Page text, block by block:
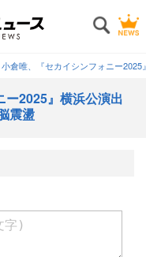
倉唯、『セカイシンフォニー
ー2025』横浜公演出
震盪